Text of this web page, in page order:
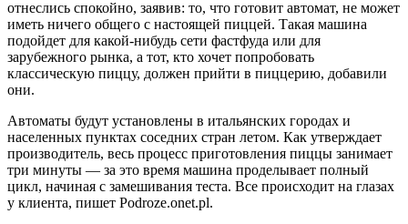
отнеслись спокойно, заявив: то, что готовит автомат, не может
иметь ничего общего с настоящей пиццей. Такая машина
подойдет для какой-нибудь сети фастфуда или для
зарубежного рынка, а тот, кто хочет попробовать
классическую пиццу, должен прийти в пиццерию, добавили
они.
Автоматы будут установлены в итальянских городах и
населенных пунктах соседних стран летом. Как утверждает
производитель, весь процесс приготовления пиццы занимает
три минуты — за это время машина проделывает полный
цикл, начиная с замешивания теста. Все происходит на глазах
у клиента, пишет Podroze.onet.pl.